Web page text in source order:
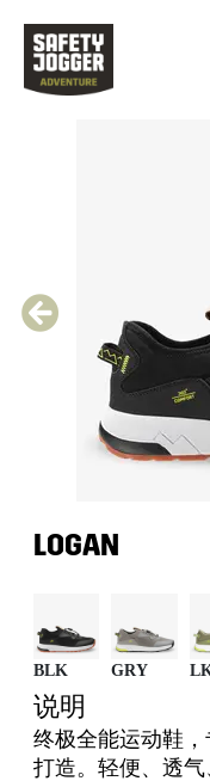
经销商登录
SJ Lifestyle
前
一
LOGAN
BLK GRY
说明
终极全能运动鞋
打造。轻便、透